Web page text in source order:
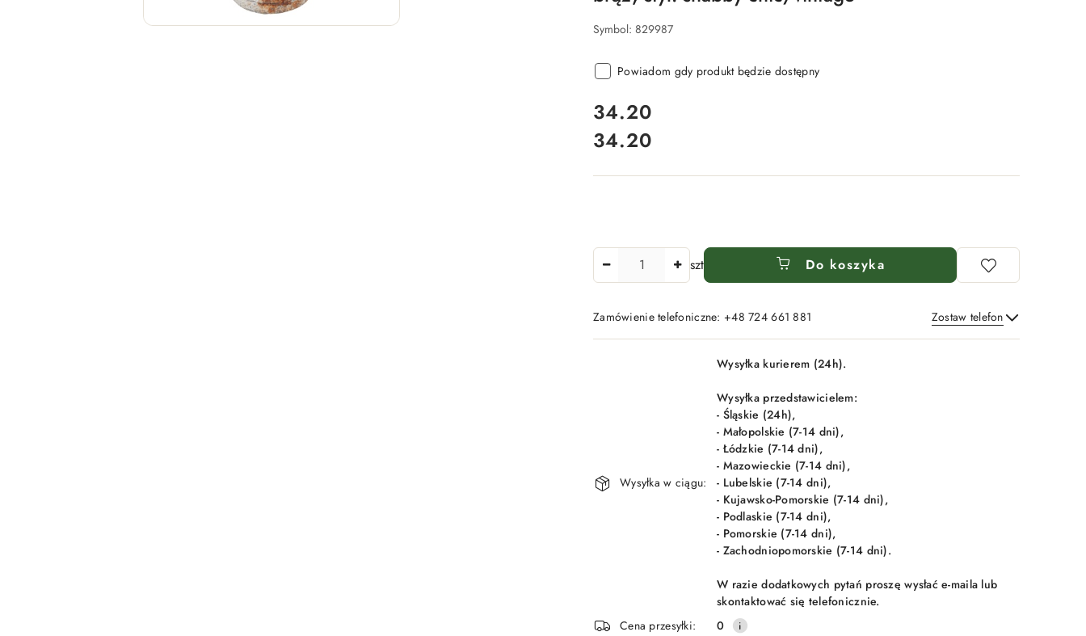
Symbol: 829987
Powiadom gdy produkt będzie dostępny
cena:
34.20
Cena:
34.20
szt Do koszyka
Zamówienie telefoniczne: +48 724 661 881 Zostaw telefon
Wyślij
Wysyłka w ciągu:
Wysyłka kurierem (24h).
Wysyłka przedstawicielem:
- Śląskie (24h),
- Małopolskie (7-14 dni),
- Łódzkie (7-14 dni),
- Mazowieckie (7-14 dni),
- Lubelskie (7-14 dni),
- Kujawsko-Pomorskie (7-14 dni),
- Podlaskie (7-14 dni),
- Pomorskie (7-14 dni),
- Zachodniopomorskie (7-14 dni).
W razie dodatkowych pytań proszę wysłać e-maila lub
skontaktować się telefonicznie.
Cena przesyłki:
0